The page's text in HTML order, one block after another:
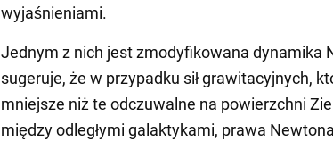
wyjaśnieniami.
Jednym z nich jest zmodyfikowana dynamika
sugeruje, że w przypadku sił grawitacyjnych,
mniejsze niż te odczuwalne na powierzchni
między odległymi galaktykami, prawa